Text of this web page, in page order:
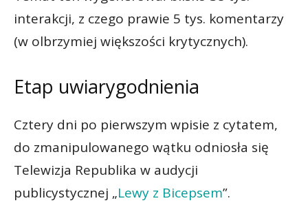
interakcji, z czego prawie 5 tys. komentarzy
(w olbrzymiej większości krytycznych).
Etap uwiarygodnienia
Cztery dni po pierwszym wpisie z cytatem,
do zmanipulowanego wątku odniosła się
Telewizja Republika w audycji
publicystycznej „Lewy z Bicepsem”.